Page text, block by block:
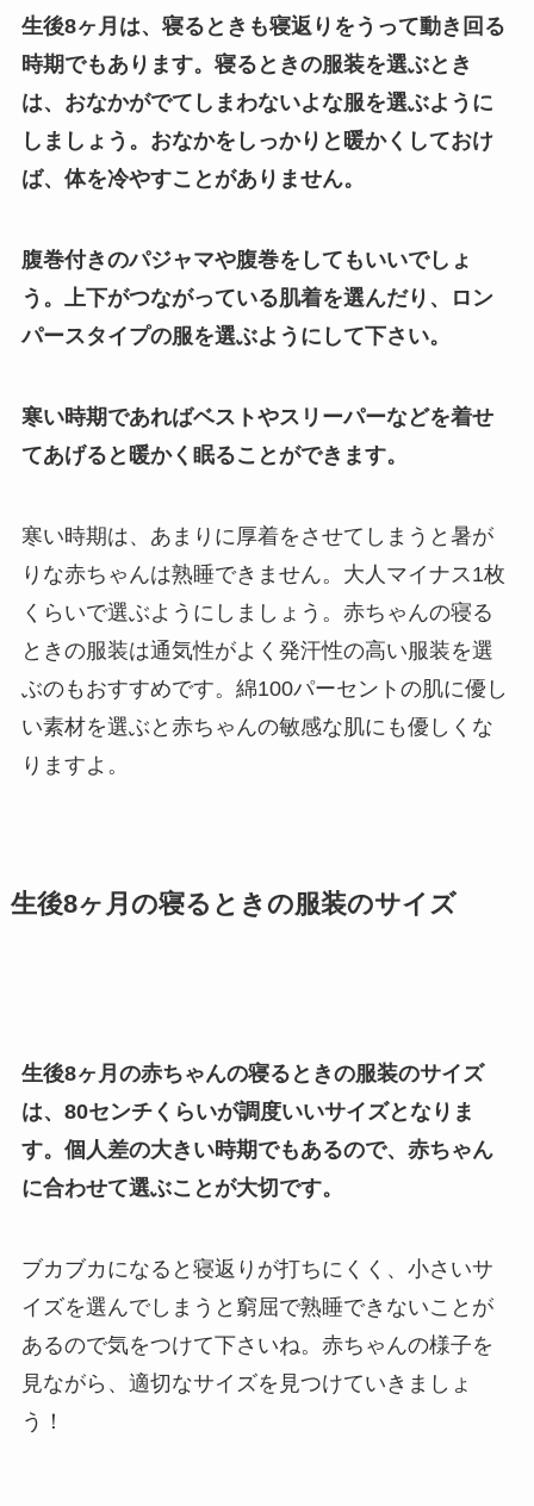
生後8ヶ月は、寝るときも寝返りをうって動き回る
時期でもあります。寝るときの服装を選ぶとき
は、おなかがでてしまわないよな服を選ぶように
しましょう。おなかをしっかりと暖かくしておけ
ば、体を冷やすことがありません。
腹巻付きのパジャマや腹巻をしてもいいでしょ
う。上下がつながっている肌着を選んだり、ロン
パースタイプの服を選ぶようにして下さい。
寒い時期であればベストやスリーパーなどを着せ
てあげると暖かく眠ることができます。
寒い時期は、あまりに厚着をさせてしまうと暑が
りな赤ちゃんは熟睡できません。大人マイナス1枚
くらいで選ぶようにしましょう。赤ちゃんの寝る
ときの服装は通気性がよく発汗性の高い服装を選
ぶのもおすすめです。綿100パーセントの肌に優し
い素材を選ぶと赤ちゃんの敏感な肌にも優しくな
りますよ。
生後8ヶ月の寝るときの服装のサイズ
生後8ヶ月の赤ちゃんの寝るときの服装のサイズ
は、80センチくらいが調度いいサイズとなりま
す。個人差の大きい時期でもあるので、赤ちゃん
に合わせて選ぶことが大切です。
ブカブカになると寝返りが打ちにくく、小さいサ
イズを選んでしまうと窮屈で熟睡できないことが
あるので気をつけて下さいね。赤ちゃんの様子を
見ながら、適切なサイズを見つけていきましょ
う！